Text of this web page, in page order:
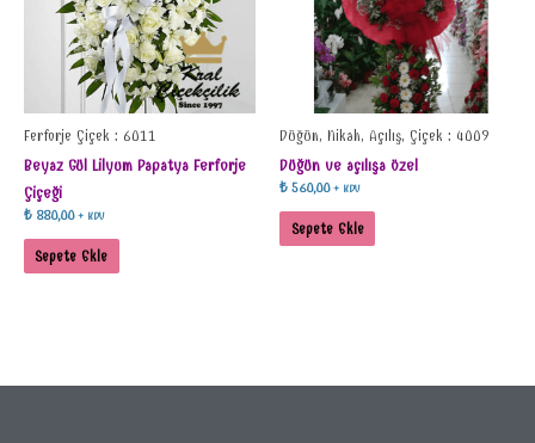
Ferforje Çiçek : 6011
Beyaz Gül Lilyum Papatya Ferforje
Çiçeği
₺880,00 + KDV
Sepete Ekle
Düğün, Nikah, Açılış, Çiçek : 4009
Düğün ve açılışa özel
₺ 560,00 + KDV
Sepete Ekle